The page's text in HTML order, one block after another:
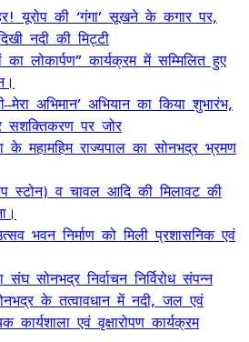
यूरोप की ‘गंगा’ सूखने के कगार पर,
नदी की मिट्टी
लोकार्पण” कार्यक्रम में सम्मिलित हुए
अभिमान’ अभियान का किया शुभारंभ,
पर जोर
महामहिम राज्यपाल का सोनभद्र भ्रमण
स्टोन) व चावल आदि की मिलावट की
भवन निर्माण को मिली प्रशासनिक एवं
संघ सोनभद्र निर्वाचन निर्विरोध संपन्न
के तत्वावधान में नदी, जल एवं
कार्यशाला एवं वृक्षारोपण कार्यक्रम